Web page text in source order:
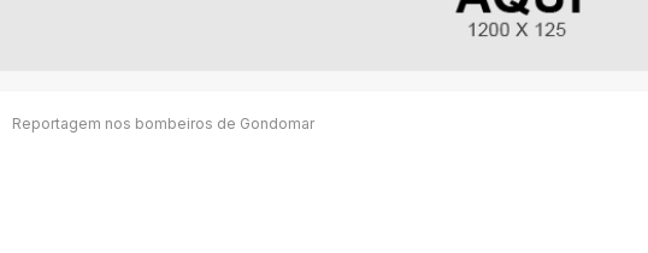
Reportagem nos bombeiros de Gondomar